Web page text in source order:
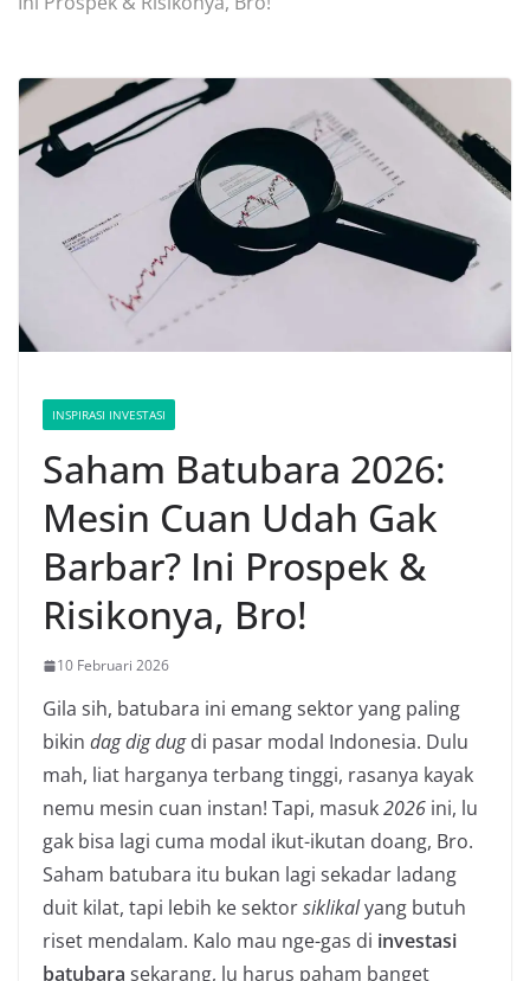
INSPIRASI INVESTASI
Saham Batubara 2026:
Mesin Cuan Udah Gak
Barbar? Ini Prospek &
Risikonya, Bro!
10 Februari 2026
Gila sih, batubara ini emang sektor yang paling
bikin dag dig dugdi pasar modal Indonesia. Dulu
mah, liat harganya terbang tinggi, rasanya kayak
nemu mesin cuan instan! Tapi, masuk2026 ini, lu
gak bisa lagi cuma modal ikut-ikutan doang, Bro.
Saham batubara itu bukan lagi sekadar ladang
duit kilat, tapi lebih ke sektorsiklikalyang butuh
riset mendalam. Kalo mau nge-gas di investasi
batubara sekarang, lu harus paham banget